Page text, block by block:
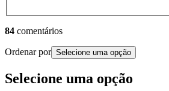
84 comentários
Ordenar por Selecione uma opção
Selecione uma opção